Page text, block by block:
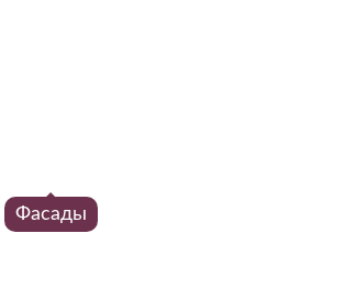
Фасады